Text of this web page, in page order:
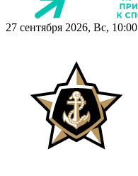
27 сентября 2026, Вс, 10:00